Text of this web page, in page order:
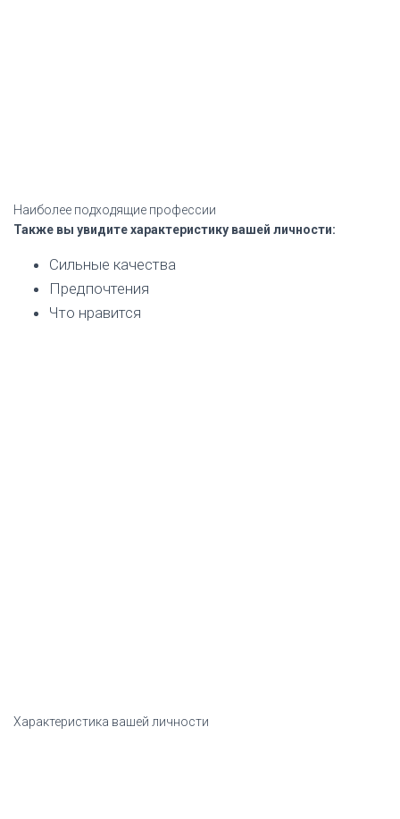
Наиболее подходящие профессии
Также вы увидите характеристику вашей личности:
Сильные качества
Предпочтения
Что нравится
Характеристика вашей личности